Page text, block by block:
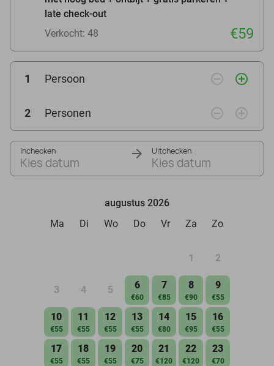
late check-out
Verkocht: 48
€59
1 Persoon remove_circle_outline add_circle_outline
2 Personen remove_circle_outline add_circle_outline
Inchecken
Kies datum
Uitchecken
Kies datum
augustus 2026
Ma
Di Wo Do Vr Za Zo
1 2
3 4 5 6
€60
7
€85
8
€90
9
€55
10
€55
11
€55
12
€55
13
€55
14
€80
15
€95
16
€55
17
€55
18
€55
19
€55
20
€75
21
€120
22
€120
23
€70